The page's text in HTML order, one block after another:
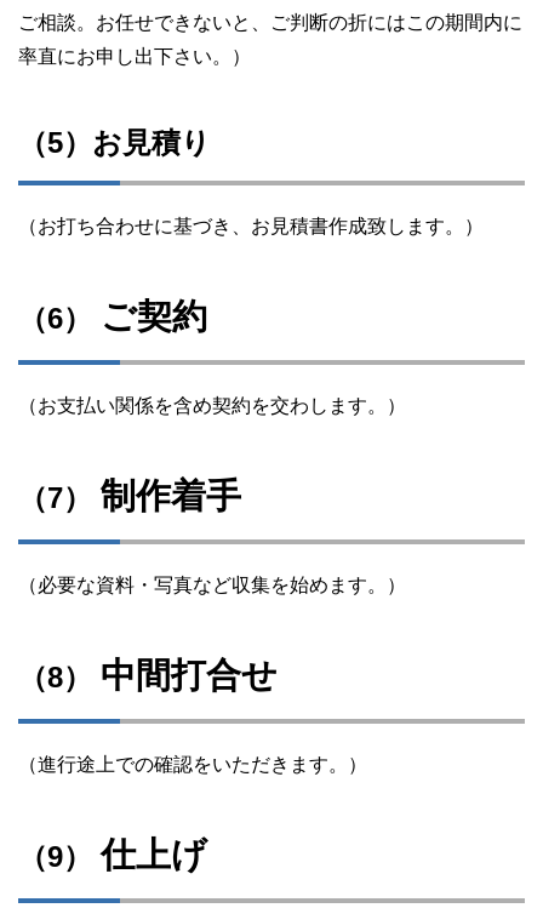
ご相談。お任せできないと、ご判断の折にはこの期間内に
率直にお申し出下さい。）
（5）お見積り
（お打ち合わせに基づき、お見積書作成致します。）
（6） ご契約
（お支払い関係を含め契約を交わします。）
（7） 制作着手
（必要な資料・写真など収集を始めます。）
（8） 中間打合せ
（進行途上での確認をいただきます。）
（9）仕上げ